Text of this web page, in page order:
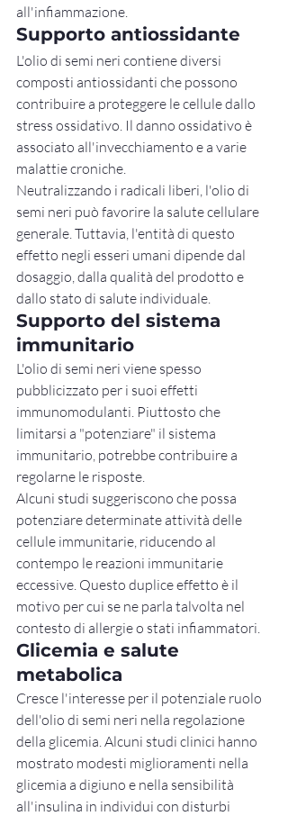
all'infiammazione.
Supporto antiossidante
L'olio di semi neri contiene diversi
composti antiossidanti che possono
contribuire a proteggere le cellule dallo
stress ossidativo. Il danno ossidativo è
associato all'invecchiamento e a varie
malattie croniche.
Neutralizzando i radicali liberi, l'olio di
semi neri può favorire la salute cellulare
generale. Tuttavia, l'entità di questo
effetto negli esseri umani dipende dal
dosaggio, dalla qualità del prodotto e
dallo stato di salute individuale.
Supporto del sistema
immunitario
L'olio di semi neri viene spesso
pubblicizzato per i suoi effetti
immunomodulanti. Piuttosto che
limitarsi a "potenziare" il sistema
immunitario, potrebbe contribuire a
regolarne le risposte.
Alcuni studi suggeriscono che possa
potenziare determinate attività delle
cellule immunitarie, riducendo al
contempo le reazioni immunitarie
eccessive. Questo duplice effetto è il
motivo per cui se ne parla talvolta nel
contesto di allergie o stati infiammatori.
Glicemia e salute
metabolica
Cresce l'interesse per il potenziale ruolo
dell'olio di semi neri nella regolazione
della glicemia. Alcuni studi clinici hanno
mostrato modesti miglioramenti nella
glicemia a digiuno e nella sensibilità
all'insulina in individui con disturbi